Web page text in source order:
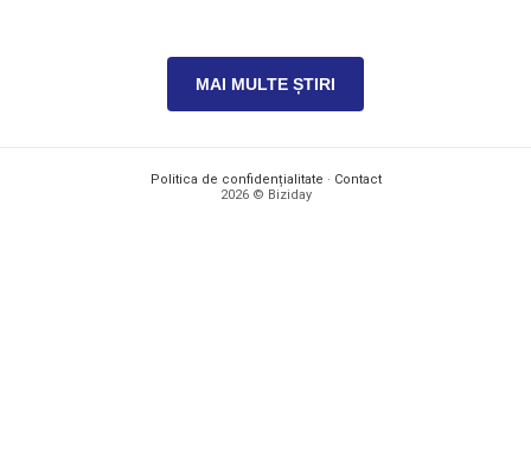
MAI MULTE ȘTIRI
Politica de confidențialitate · Contact
2026 © Biziday